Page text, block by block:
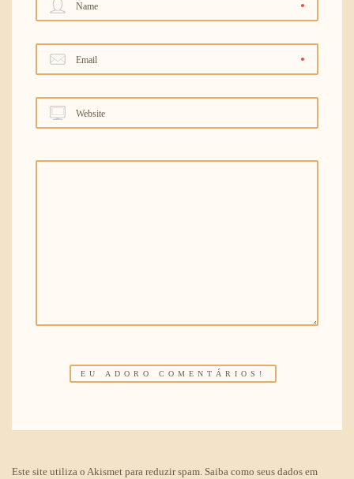
Name
Email
Website
Este site utiliza o Akismet para reduzir spam. Saiba como seus dados em